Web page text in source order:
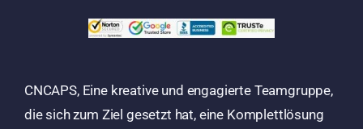
CNCAPS, Eine kreative und engagierte Teamgruppe,
die sich zum Ziel gesetzt hat, eine Komplettlösung